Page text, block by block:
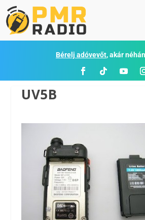
Bérelj adóvevőt, akár
UV5B